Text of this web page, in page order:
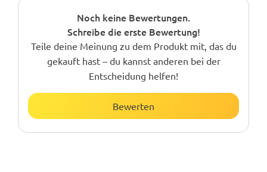
Noch keine Bewertungen.
Schreibe die erste Bewertung!
Teile deine Meinung zu dem Produkt mit, das du
gekauft hast – du kannst anderen bei der
Entscheidung helfen!
Bewerten